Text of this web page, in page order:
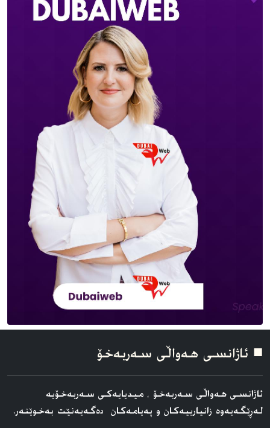
■ ئاژانسی هه‌واڵی سه‌ربه‌خۆ
ئاژانسی هه‌واڵی سه‌ربه‌خۆ ، میدیایەکی سەربەخۆیە
لەڕێگەیەوە زانیارییەکان و پەیامەکان دەگەیەنێت بەخوێنەر.